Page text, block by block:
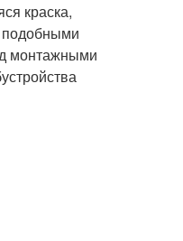
краска,
подобными
монтажными